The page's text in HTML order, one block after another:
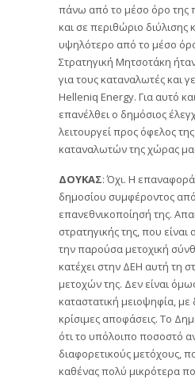
πάνω από το μέσο όρο της
και σε περιθώριο διύλισης
υψηλότερο από το μέσο
Στρατηγική Μητσοτάκη
για τους καταναλωτές και
Helleniq Energy. Για αυτό
επανέλθει ο δημόσιος
λειτουργεί προς όφελος
καταναλωτών της χώρας
ΔΟΥΚΑΣ: Όχι. Η
δημοσίου συμφέροντος
επανεθνικοποίησή της.
στρατηγικής της, που
την παρούσα μετοχική
κατέχει στην ΔΕΗ αυτή τη
μετοχών της. Δεν είναι
καταστατική μειοψηφία, με
κρίσιμες αποφάσεις. Το
ότι το υπόλοιπο ποσοστό
διαφορετικούς μετόχους,
καθένας πολύ μικρότερα